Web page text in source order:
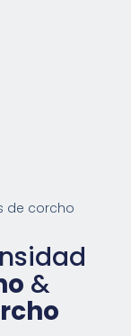
de corcho
&